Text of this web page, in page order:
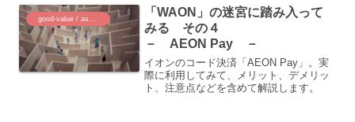
「WAON」の迷宮に踏み入って
みる その４
－ AEON Pay －
イオンのコード決済「AEON Pay」。実
際に利用してみて、メリット、デメリッ
ト、注意点などを含めて解説します。